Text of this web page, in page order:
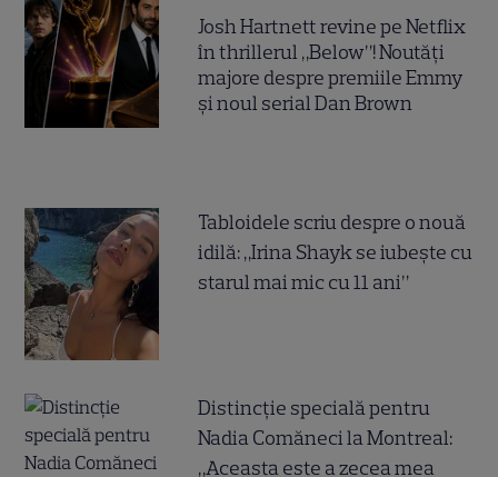
Josh Hartnett revine pe Netflix
în thrillerul „Below”! Noutăți
majore despre premiile Emmy
și noul serial Dan Brown
Tabloidele scriu despre o nouă
idilă: „Irina Shayk se iubește cu
starul mai mic cu 11 ani”
Distincție specială pentru
Nadia Comăneci la Montreal:
„Aceasta este a zecea mea